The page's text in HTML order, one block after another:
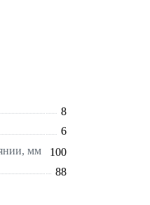
8
6
мм
100
88